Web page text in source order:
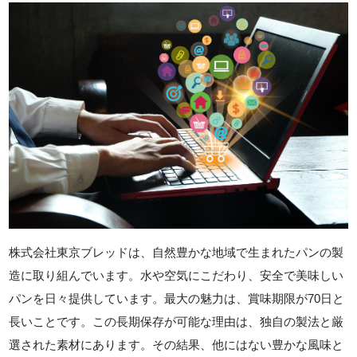
株式会社東京ブレッドは、自然豊かな地域で生まれたパンの製
造に取り組んでいます。水や空気にこだわり、安全で美味しい
パンを日々提供しています。最大の魅力は、賞味期限が70日と
長いことです。この長期保存が可能な理由は、独自の製法と厳
選された素材にあります。その結果、他にはない豊かな風味と